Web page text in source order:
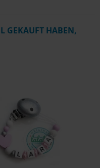
GEKAUFT HABEN,